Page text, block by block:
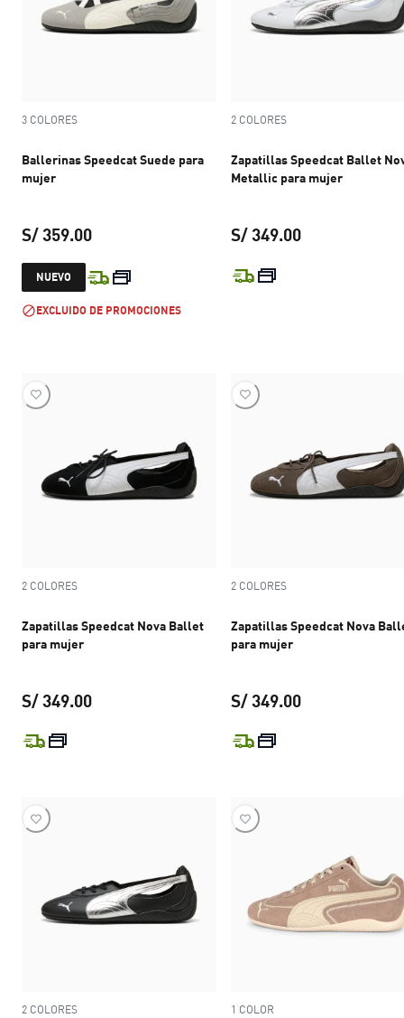
3 COLORES
Ballerinas Speedcat Suede para
mujer
S/ 359.00
precio actual S/ 359.00
NUEVO
EXCLUIDO DE PROMOCIONES
2 COLORES
Zapatillas Speedcat Ballet
Metallic para mujer
S/ 349.00
2 COLORES
Zapatillas Speedcat Nova Ballet
para mujer
S/ 349.00
precio actual S/ 349.00
2 COLORES
Zapatillas Speedcat Nova
para mujer
S/ 349.00
2 COLORES 1 COLOR